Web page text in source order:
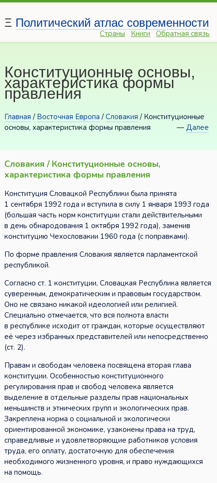
Ξ Политический атлас современности
Страны Книги Обратная связь
Конституционные основы,
характеристика формы
правления
Главная / Восточная Европа /Словакия / Конституционные
основы, характеристика формы правления
—Далее
Словакия / Конституционные основы,
характеристика формы правления
Конституция Словацкой Республики была принята
1 сентября 1992 года и вступила в силу 1 января 1993 года
(большая часть норм конституции стали действительными
в день обнародования 1 октября 1992 года), заменив
конституцию Чехословакии 1960 года (с поправками).
По форме правления Словакия является парламентской
республикой.
Согласно ст. 1 конституции, Словацкая Республика является
суверенным, демократическим и правовым государством.
Оно не связано никакой идеологией или религией.
Специально отмечается, что вся полнота власти
в республике исходит от граждан, которые осуществляют
её через избранных представителей или непосредственно
(ст. 2).
Правам и свободам человека посвящена вторая глава
конституции. Особенностью конституционного
регулирования прав и свобод человека является
выделение в отдельные разделы прав национальных
меньшинств и этнических групп и экологических прав.
Закреплена норма о социальной и экологически
ориентированной экономике, узаконены права на труд,
справедливые и удовлетворяющие работников условия
труда, его оплату, достаточную для обеспечения
необходимого жизненного уровня, и право нуждающихся
на помощь.